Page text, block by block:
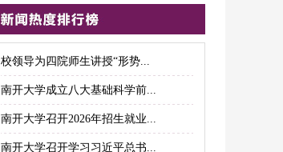
校领导为四院师生讲授“形势...
南开大学成立八大基础科学前...
南开大学召开2026年招生就业...
南开大学召开学习习近平总书...